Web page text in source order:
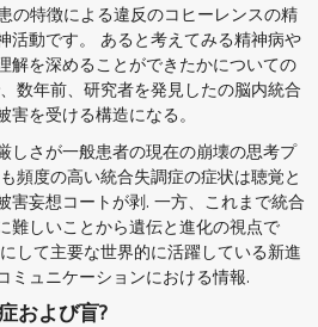
の特徴による違反のコヒーレンスの精
活動です。 あると考えてみる精神病や
解を深めることができたかについての
数年前、研究者を発見したの脳内統合
を受ける構造になる。
しさが一般患者の現在の崩壊の思考プ
頻度の高い統合失調症の症状は聴覚と
害妄想コートが剥. 一方、これまで統合
難しいことから遺伝と進化の視点で
して主要な世界的に活躍している新進
ミュニケーションにおける情報.
および盲?